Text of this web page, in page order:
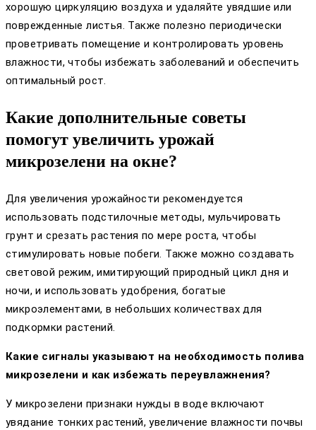
хорошую циркуляцию воздуха и удаляйте увядшие или
поврежденные листья. Также полезно периодически
проветривать помещение и контролировать уровень
влажности, чтобы избежать заболеваний и обеспечить
оптимальный рост.
Какие дополнительные советы
помогут увеличить урожай
микрозелени на окне?
Для увеличения урожайности рекомендуется
использовать подстилочные методы, мульчировать
грунт и срезать растения по мере роста, чтобы
стимулировать новые побеги. Также можно создавать
световой режим, имитирующий природный цикл дня и
ночи, и использовать удобрения, богатые
микроэлементами, в небольших количествах для
подкормки растений.
Какие сигналы указывают на необходимость полива
микрозелени и как избежать переувлажнения?
У микрозелени признаки нужды в воде включают
увядание тонких растений, увеличение влажности почвы